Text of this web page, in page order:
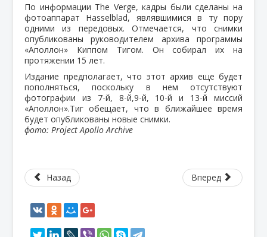
По информации The Verge, кадры были сделаны на
фотоаппарат Hasselblad, являвшимися в ту пору
одними из передовых. Отмечается, что снимки
опубликованы руководителем архива программы
«Аполлон» Киппом Тигом. Он собирал их на
протяжении 15 лет.
Издание предполагает, что этот архив еще будет
пополняться, поскольку в нем отсутствуют
фотографии из 7-й, 8-й,9-й, 10-й и 13-й миссий
«Аполлон».Тиг обещает, что в ближайшее время
будет опубликованы новые снимки.
фото: Project Apollo Archive
Назад Вперед